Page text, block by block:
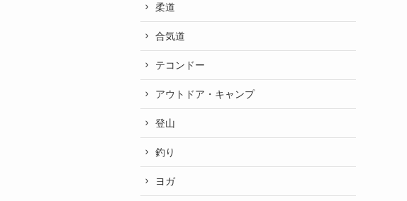
柔道
合気道
テコンドー
アウトドア・キャンプ
登山
釣り
ヨガ